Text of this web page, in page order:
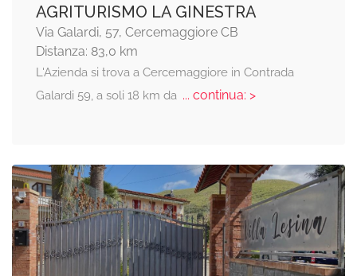
AGRITURISMO LA GINESTRA
Via Galardi, 57, Cercemaggiore CB
Distanza: 83,0 km
L'Azienda si trova a Cercemaggiore in Contrada
Galardi 59, a soli 18 km da... continua: >